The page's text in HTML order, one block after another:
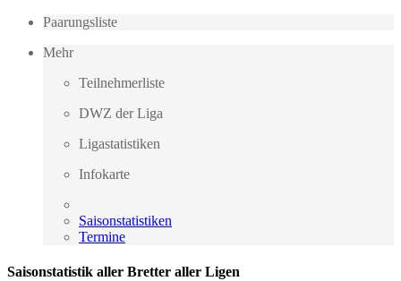
Paarungsliste
Mehr
Teilnehmerliste
DWZ der Liga
Ligastatistiken
Infokarte
Saisonstatistiken
Termine
Saisonstatistik aller Bretter aller Ligen